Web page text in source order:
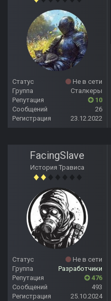
Статус
Не в сети
Группа
Сталкеры
Репутация
10
Сообщений
26
Регистрация
23.12.2022
FacingSlave
История Трависа
Статус
Не в сети
Группа
Разработчики
Репутация
476
Сообщений
493
Регистрация
25.10.2024